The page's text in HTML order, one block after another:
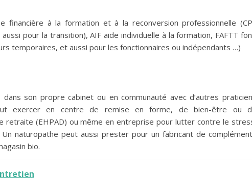
financière à la formation et à la reconversion professionnelle
pour la transition), AIF aide individuelle à la formation, FAFTT
temporaires, et aussi pour les fonctionnaires ou indépendants …)
son propre cabinet ou en communauté avec d’autres
exercer en centre de remise en forme, de bien-être ou
retraite (EHPAD) ou même en entreprise pour lutter contre le
naturopathe peut aussi prester pour un fabricant de
bio.